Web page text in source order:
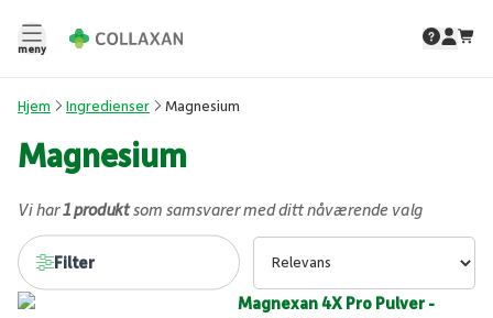
meny
Hjem Ingredienser Magnesium
Magnesium
Vi har1 produktsom samsvarer med ditt nåværende valg
Filter
Magnexan 4X Pro Pulver -